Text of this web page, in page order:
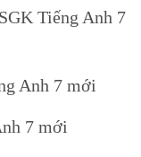
Tiếng Anh 7
Anh 7 mới
7 mới